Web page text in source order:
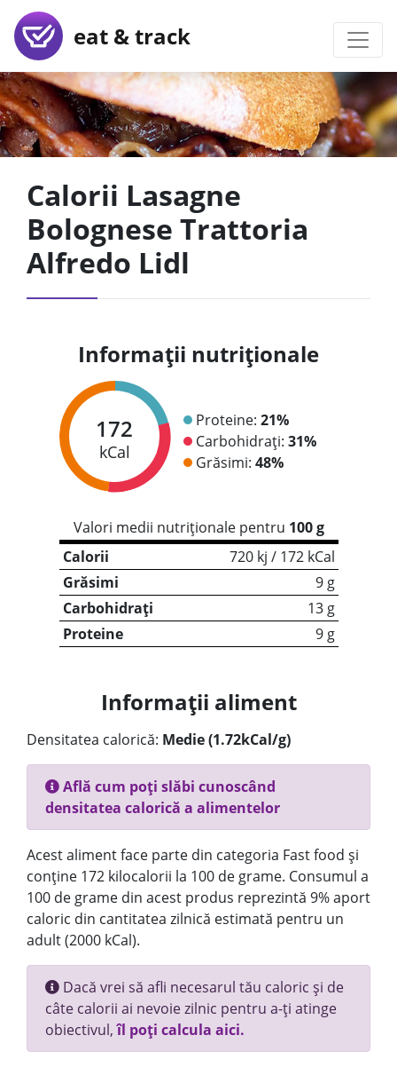
eat & track
Calorii Lasagne
Bolognese Trattoria
Alfredo Lidl
Informații nutriționale
172
kCal
Proteine: 21%
Carbohidrați: 31%
Grăsimi: 48%
Valori medii nutriționale pentru 100 g
Calorii
720 kj / 172 kCal
Grăsimi
9 g
Carbohidrați
13 g
Proteine
9 g
Informații aliment
Densitatea calorică: Medie (1.72kCal/g)
Află cum poți slăbi cunoscând
densitatea calorică a alimentelor
Acest aliment face parte din categoria Fast food și
conține 172 kilocalorii la 100 de grame. Consumul a
100 de grame din acest produs reprezintă 9% aport
caloric din cantitatea zilnică estimată pentru un
adult (2000 kCal).
Dacă vrei să afli necesarul tău caloric și de
câte calorii ai nevoie zilnic pentru a-ți atinge
obiectivul,îl poți calcula aici.